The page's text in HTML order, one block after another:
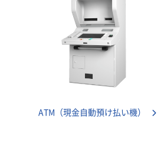
ATM（現金自動預け払い機）